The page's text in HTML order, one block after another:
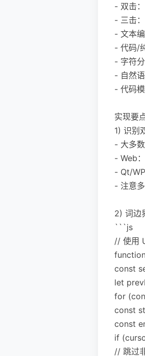
- 双击
- 三击：
- 文本
- 代码/
- 字符分
- 自然
- 代码
实现要
1) 识别
- 大多
- Web
- Qt/
- 注意
2) 词边
```js
// 使用
const
let
for
const
const
if
// 跳过